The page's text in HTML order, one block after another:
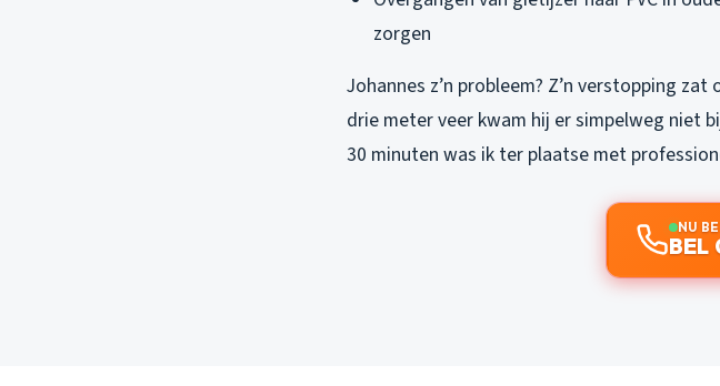
zorgen
Johannes z’n probleem? Z’n verstopping
drie meter veer kwam hij er simpelweg niet
30 minuten was ik ter plaatse met
NU
BEL